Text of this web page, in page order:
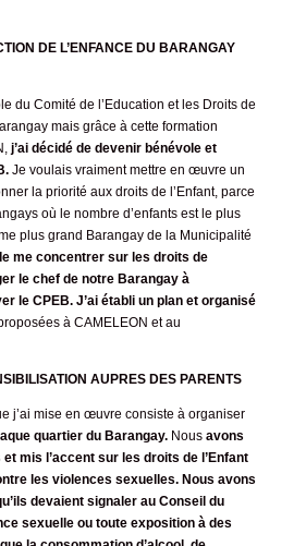
DE L’ENFANCE DU BARANGAY
du Comité de l’Education et les Droits de
mais grâce à cette formation
j’ai décidé de devenir bénévole et
Je voulais vraiment mettre en œuvre un
la priorité aux droits de l’Enfant, parce
où le nombre d’enfants est le plus
plus grand Barangay de la Municipalité
me concentrer sur les droits de
le chef de notre Barangay à
le CPEB. J’ai établi un plan et organisé
à CAMELEON et au
AUPRES DES PARENTS
j’ai mise en œuvre consiste à organiser
quartier du Barangay. Nous avons
mis l’accent sur les droits de l’Enfant
les violences sexuelles. Nous avons
devaient signaler au Conseil du
sexuelle ou toute exposition à des